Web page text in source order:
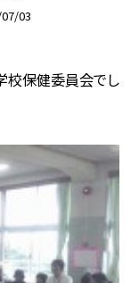
03
校保健委員会でし